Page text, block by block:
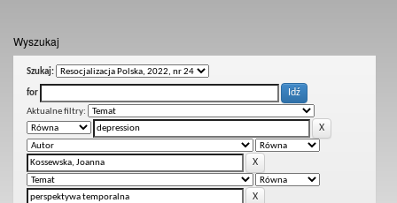
Wyszukaj
Szukaj:
for
Aktualne filtry: